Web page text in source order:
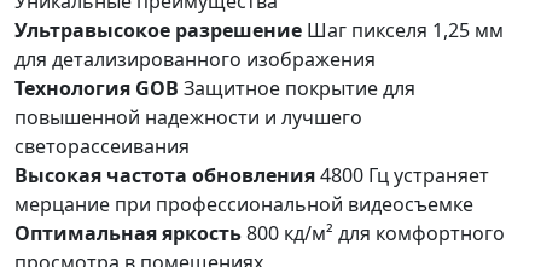
Ультравысокое разрешение Шаг пикселя 1,25 мм
для детализированного изображения
Технология GOB Защитное покрытие для
повышенной надежности и лучшего
светорассеивания
Высокая частота обновления4800 Гц устраняет
мерцание при профессиональной видеосъемке
Оптимальная яркость800 кд/м² для комфортного